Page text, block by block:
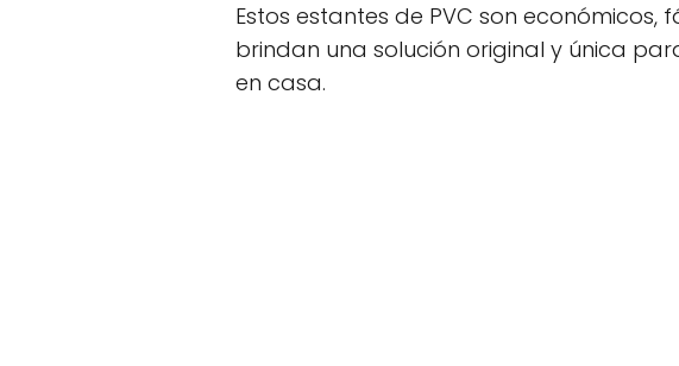
Estos estantes de PVC son económicos,
brindan una solución original y única
en casa.